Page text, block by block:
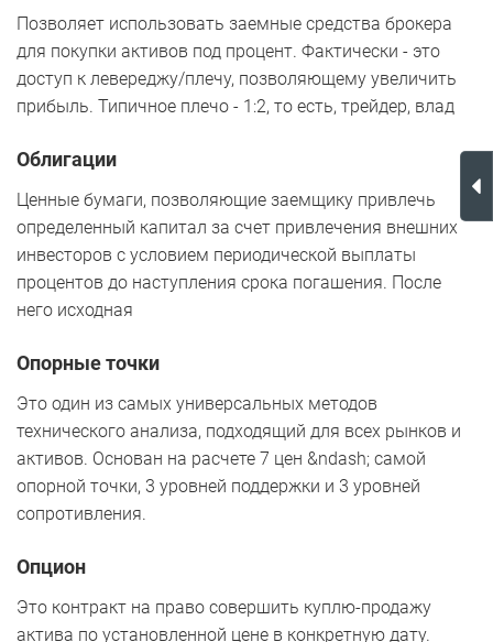
Позволяет использовать заемные средства брокера
для покупки активов под процент. Фактически - это
доступ к левереджу/плечу, позволяющему увеличить
прибыль. Типичное плечо - 1:2, то есть, трейдер, влад
Облигации
Ценные бумаги, позволяющие заемщику привлечь
определенный капитал за счет привлечения внешних
инвесторов с условием периодической выплаты
процентов до наступления срока погашения. После
него исходная
Опорные точки
Это один из самых универсальных методов
технического анализа, подходящий для всех рынков и
активов. Основан на расчете 7 цен &ndash; самой
опорной точки, 3 уровней поддержки и 3 уровней
сопротивления.
Опцион
Это контракт на право совершить куплю-продажу
актива по установленной цене в конкретную дату.